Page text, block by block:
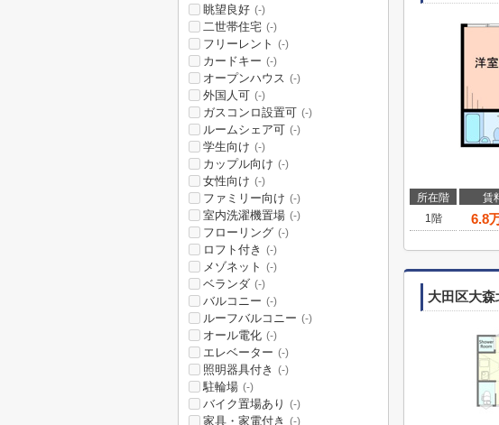
所在階 賃
1階
6.8
大田区大森
眺望良好 (-)
二世帯住宅 (-)
フリーレント (-)
カードキー (-)
オープンハウス (-)
外国人可 (-)
ガスコンロ設置可 (-)
ルームシェア可 (-)
学生向け (-)
カップル向け (-)
女性向け (-)
ファミリー向け (-)
室内洗濯機置場 (-)
フローリング (-)
ロフト付き (-)
メゾネット (-)
ベランダ (-)
バルコニー (-)
ルーフバルコニー (-)
オール電化 (-)
エレベーター (-)
照明器具付き (-)
駐輪場 (-)
バイク置場あり (-)
家具・家電付き (-)